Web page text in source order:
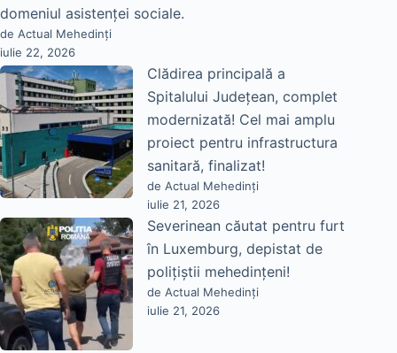
domeniul asistenței sociale.
de Actual Mehedinți
iulie 22, 2026
Clădirea principală a
Spitalului Județean, complet
modernizată! Cel mai amplu
proiect pentru infrastructura
sanitară, finalizat!
de Actual Mehedinți
iulie 21, 2026
Severinean căutat pentru furt
în Luxemburg, depistat de
polițiștii mehedințeni!
de Actual Mehedinți
iulie 21, 2026